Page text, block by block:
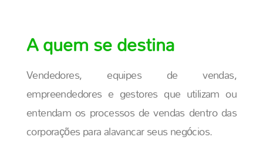
A quem se destina
Vendedores, equipes de vendas,
empreendedores e gestores que utilizam ou
entendam os processos de vendas dentro das
corporações para alavancar seus negócios.